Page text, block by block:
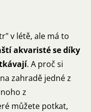
v létě, ale má to
akvaristé se díky
. A proč si
zahradě jedné z
z
můžete potkat,